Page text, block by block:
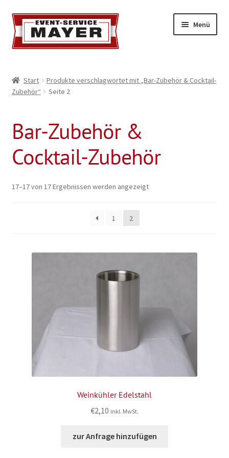
Menü
Event-Service
Impressionen
Start
Produkte verschlagwortet mit „Bar-Zubehör & Cocktail-
Zubehör“
Seite 2
Bar-Zubehör &
Cocktail-Zubehör
17–17 von 17 Ergebnissen werden angezeigt
1 2
Weinkühler Edelstahl
€2,10 inkl. MwSt.
zur Anfrage hinzufügen